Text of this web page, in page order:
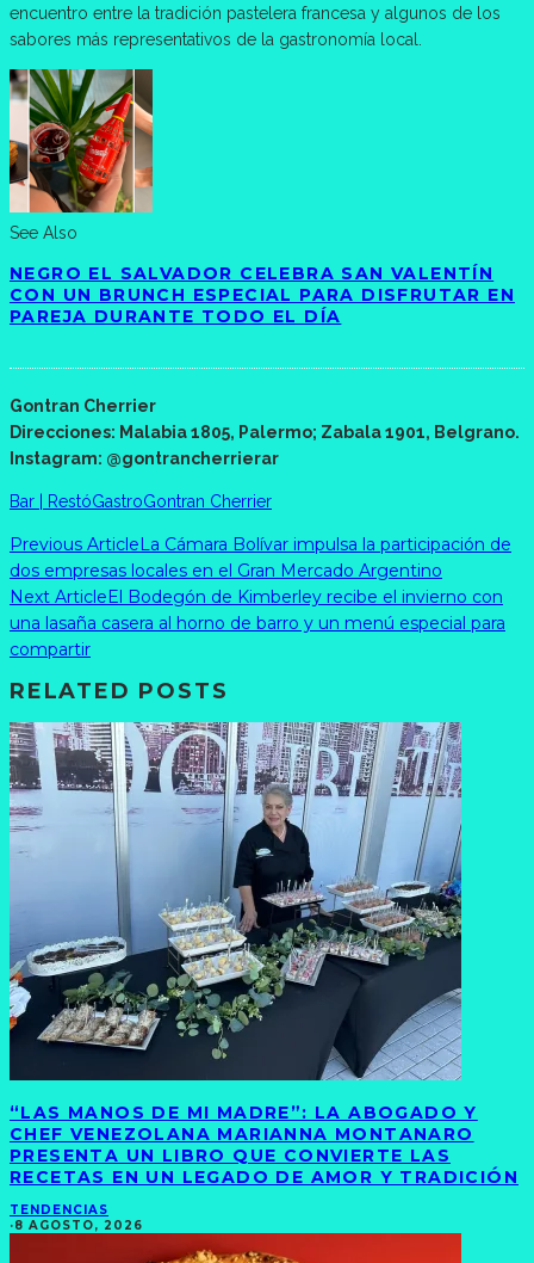
encuentro entre la tradición pastelera francesa y algunos de los
sabores más representativos de la gastronomía local.
See Also
NEGRO EL SALVADOR CELEBRA SAN VALENTÍN
CON UN BRUNCH ESPECIAL PARA DISFRUTAR EN
PAREJA DURANTE TODO EL DÍA
Gontran Cherrier
Direcciones: Malabia 1805, Palermo; Zabala 1901, Belgrano.
Instagram: @gontrancherrierar
Bar | RestóGastroGontran Cherrier
Previous ArticleLa Cámara Bolívar impulsa la participación de
dos empresas locales en el Gran Mercado Argentino
Next ArticleEl Bodegón de Kimberley recibe el invierno con
una lasaña casera al horno de barro y un menú especial para
compartir
RELATED POSTS
“LAS MANOS DE MI MADRE”: LA ABOGADO Y
CHEF VENEZOLANA MARIANNA MONTANARO
PRESENTA UN LIBRO QUE CONVIERTE LAS
RECETAS EN UN LEGADO DE AMOR Y TRADICIÓN
TENDENCIAS
·8 AGOSTO, 2026